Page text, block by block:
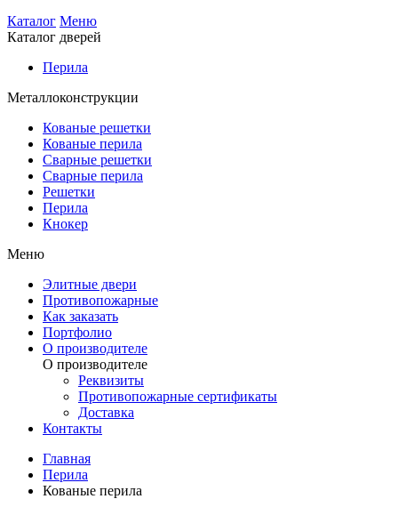
Каталог Меню
Каталог дверей
Перила
Металлоконструкции
Кованые решетки
Кованые перила
Сварные решетки
Сварные перила
Решетки
Перила
Кнокер
Меню
Элитные двери
Противопожарные
Как заказать
Портфолио
О производителе
О производителе
Реквизиты
Противопожарные сертификаты
Доставка
Контакты
Главная
Перила
Кованые перила